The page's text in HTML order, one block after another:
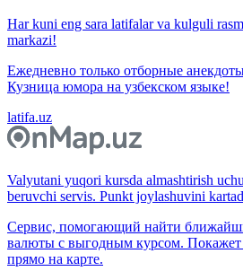
Har kuni eng sara latifalar va kulguli
markazi!
Ежедневно только отборные
Кузница юмора на узбекском языке!
latifa.uz
Valyutani yuqori kursda almashtirish
beruvchi servis. Punkt joylashuvini
Сервис, помогающий найти
валюты с выгодным курсом. Покажет
прямо на карте.